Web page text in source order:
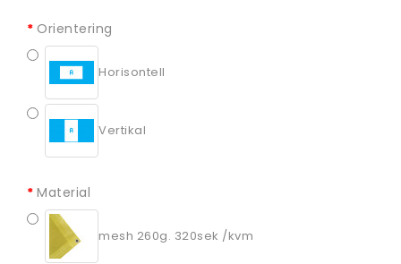
Orientering
Horisontell
Vertikal
Material
mesh 260g. 320sek /kvm